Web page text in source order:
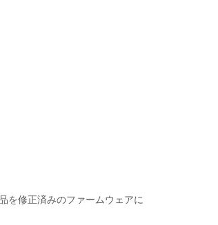
を修正済みのファームウェアに